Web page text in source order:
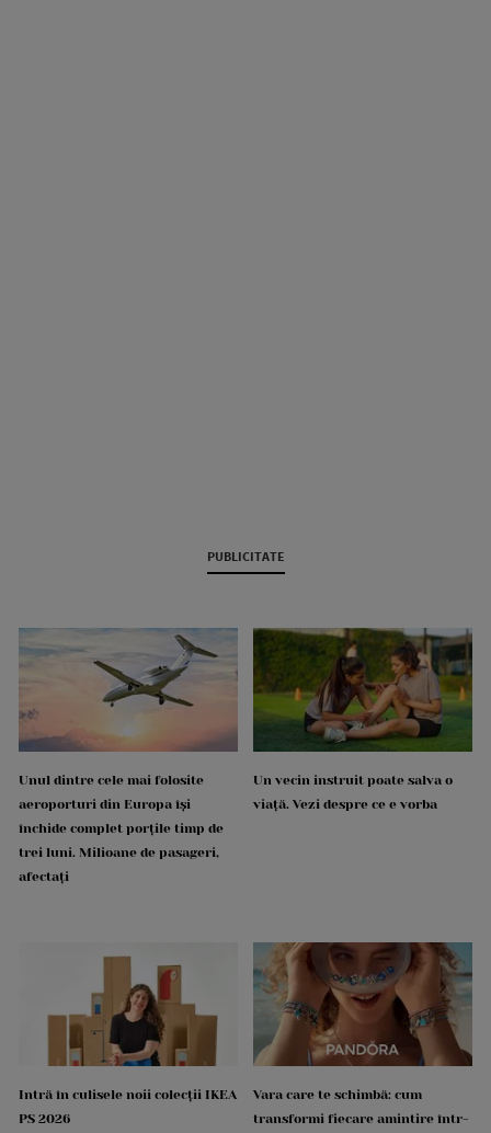
PUBLICITATE
Unul dintre cele mai folosite
aeroporturi din Europa își
închide complet porțile timp de
trei luni. Milioane de pasageri,
afectați
Un vecin instruit poate salva o
viață. Vezi despre ce e vorba
Intră în culisele noii colecții IKEA
PS 2026
Vara care te schimbă: cum
transformi fiecare amintire într-